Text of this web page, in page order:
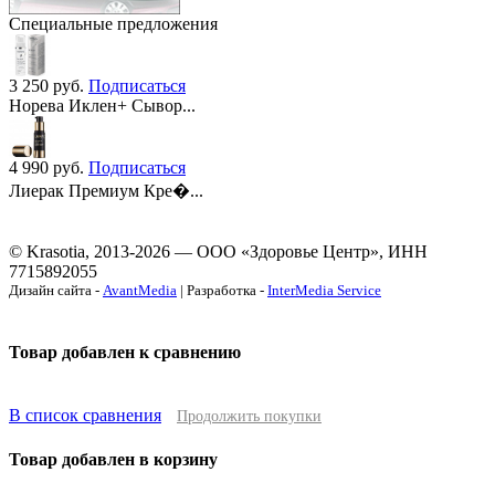
Специальные предложения
3 250 руб. Подписаться
Норева Иклен+ Сывор...
4 990 руб. Подписаться
Лиерак Премиум Кре�...
© Krasotia, 2013-2026 — ООО «Здоровье Центр», ИНН
7715892055
Дизайн сайта - AvantMedia | Разработка - InterMedia Service
Товар добавлен к сравнению
В список сравнения Продолжить покупки
Товар добавлен в корзину